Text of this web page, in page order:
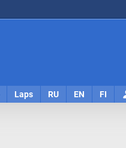
Laps RU EN FI